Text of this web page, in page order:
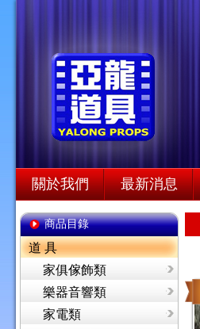
關於我們 最新消息
商品目錄
道 具
家俱傢飾類
樂器音響類
家電類